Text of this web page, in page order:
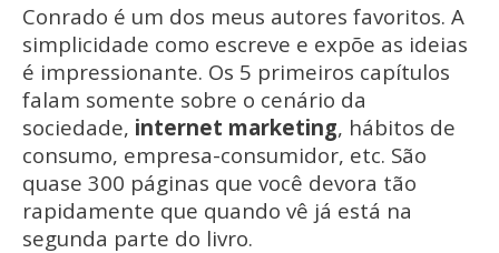
Conrado é um dos meus autores favoritos. A
simplicidade como escreve e expõe as ideias
é impressionante. Os 5 primeiros capítulos
falam somente sobre o cenário da
sociedade, internet marketing, hábitos de
consumo, empresa-consumidor, etc. São
quase 300 páginas que você devora tão
rapidamente que quando vê já está na
segunda parte do livro.